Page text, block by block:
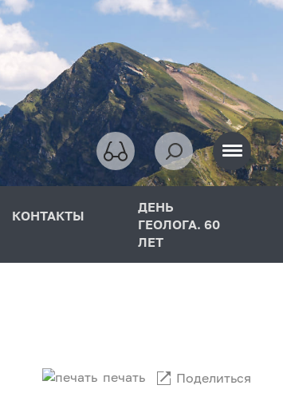
КОНТАКТЫ
ДЕНЬ
ГЕОЛОГА. 60
ЛЕТ
печать Поделиться